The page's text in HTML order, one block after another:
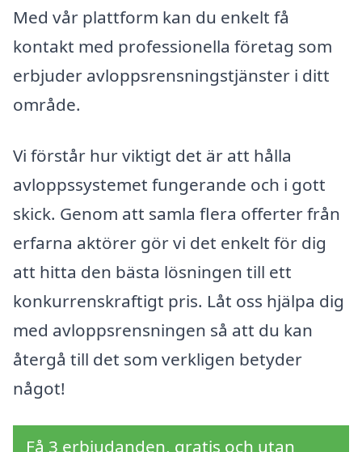
Med vår plattform kan du enkelt få
kontakt med professionella företag som
erbjuder avloppsrensningstjänster i ditt
område.
Vi förstår hur viktigt det är att hålla
avloppssystemet fungerande och i gott
skick. Genom att samla flera offerter från
erfarna aktörer gör vi det enkelt för dig
att hitta den bästa lösningen till ett
konkurrenskraftigt pris. Låt oss hjälpa dig
med avloppsrensningen så att du kan
återgå till det som verkligen betyder
något!
Få 3 erbjudanden, gratis och utan